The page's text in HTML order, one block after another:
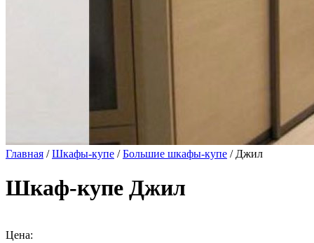
Главная /Шкафы-купе /Большие шкафы-купе / Джил
Шкаф-купе Джил
Цена: